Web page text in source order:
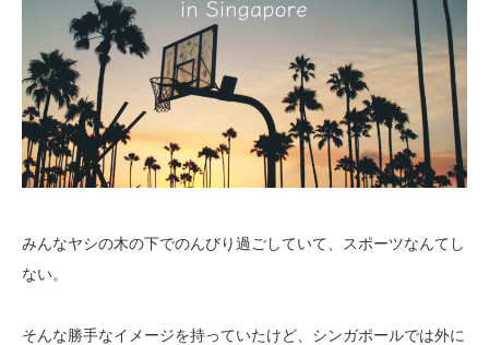
みんなヤシの木の下でのんびり過ごしていて、スポーツなんてし
ない。
そんな勝手なイメージを持っていたけど、シンガポールでは外に